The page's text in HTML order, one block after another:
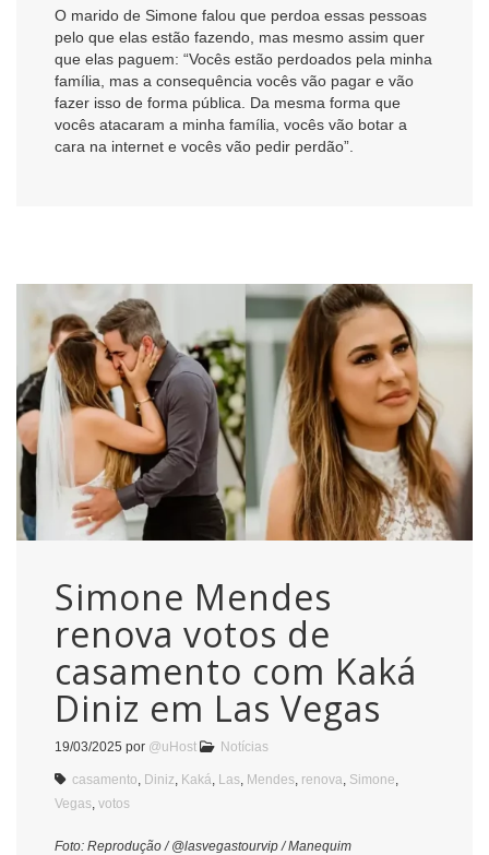
O marido de Simone falou que perdoa essas pessoas
pelo que elas estão fazendo, mas mesmo assim quer
que elas paguem: “Vocês estão perdoados pela minha
família, mas a consequência vocês vão pagar e vão
fazer isso de forma pública. Da mesma forma que
vocês atacaram a minha família, vocês vão botar a
cara na internet e vocês vão pedir perdão”.
Simone Mendes
renova votos de
casamento com Kaká
Diniz em Las Vegas
19/03/2025 por @uHost Notícias
casamento Diniz Kaká Las Mendes renova Simone
Vegas votos
Foto: Reprodução / @lasvegastourvip / Manequim